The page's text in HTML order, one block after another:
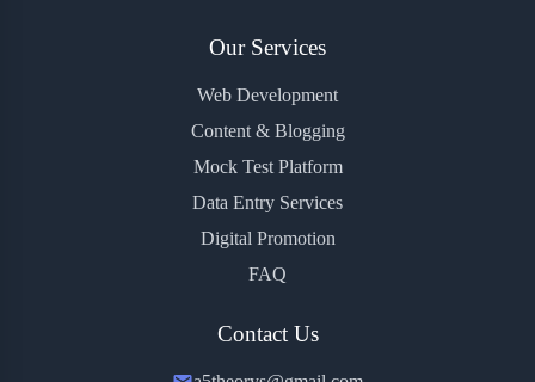
Our Services
Web Development
Content & Blogging
Mock Test Platform
Data Entry Services
Digital Promotion
FAQ
Contact Us